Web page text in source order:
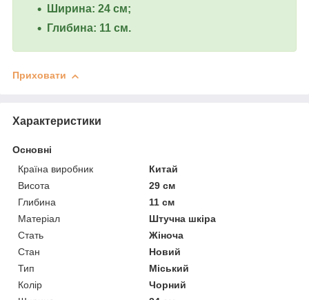
Ширина: 24 см;
Глибина: 11 см.
Приховати
Характеристики
Основні
Країна виробник
Китай
Висота
29 см
Глибина
11 см
Матеріал
Штучна шкіра
Стать
Жіноча
Стан
Новий
Тип
Міський
Колір
Чорний